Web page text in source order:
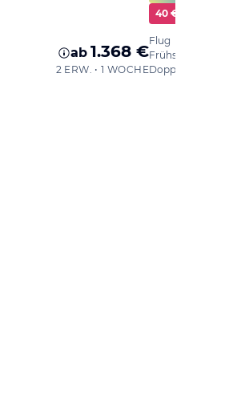
ab 1.368 €
2 ERW. • 1 WOCHE
40 € Cashback
Flug
Frühstück
Doppelzimmer